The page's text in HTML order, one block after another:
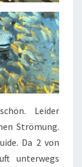
Leider
Strömung.
Da 2 von
unterwegs